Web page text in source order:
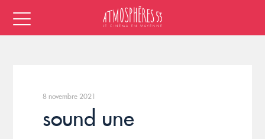
8 novembre 2021
sound une